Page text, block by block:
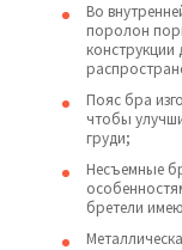
Во
поролон
конструкции
Пояс бра
чтобы
груди;
Несъемные
бретели